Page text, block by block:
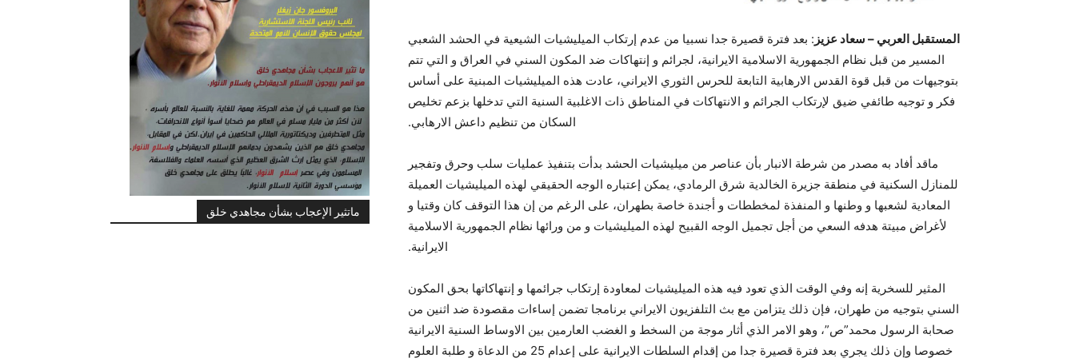
ماتثير الإعجاب بشأن مجاهدي خلق
المستقبل العربي – سعاد عزيز : بعد فترة قصيرة جدا نسبيا من عدم إرتکاب الميليشيات الشيعية في الحشد الشعبي
المسير من قبل نظام الجمهورية الاسلامية الايرانية، لجرائم و إنتهاکات ضد المکون السني في العراق و التي تتم
بتوجيهات من قبل قوة القدس الارهابية التابعة للحرس الثوري الايراني، عادت هذه الميليشيات المبنية على أساس
فکر و توجيه طائفي ضيق لإرتکاب الجرائم و الانتهاکات في المناطق ذات الاغلبية السنية التي تدخلها بزعم تخليص
السکان من تنظيم داعش الارهابي.
ماقد أفاد به مصدر من شرطة الانبار بأن عناصر من ميليشيات الحشد بدأت بتنفيذ عمليات سلب وحرق وتفجير
للمنازل السكنية في منطقة جزيرة الخالدية شرق الرمادي، يمکن إعتباره الوجه الحقيقي لهذه الميليشيات العميلة
المعادية لشعبها و وطنها و المنفذة لمخططات و أجندة خاصة بطهران، على الرغم من إن هذا التوقف کان وقتيا و
لأغراض مبيتة هدفه السعي من أجل تجميل الوجه القبيح لهذه الميليشيات و من ورائها نظام الجمهورية الاسلامية
الايرانية.
المثير للسخرية إنه وفي الوقت الذي تعود فيه هذه الميليشيات لمعاودة إرتکاب جرائمها و إنتهاکاتها بحق المکون
السني بتوجيه من طهران، فإن ذلك يتزامن مع بث التلفزيون الايراني برنامجا تضمن إساءات مقصودة ضد اثنين من
صحابة الرسول محمد”ص”، وهو الامر الذي أثار موجة من السخط و الغضب العارمين بين الاوساط السنية الايرانية
خصوصا وإن ذلك يجري بعد فترة قصيرة جدا من إقدام السلطات الايرانية على إعدام 25 من الدعاة و طلبة العلوم